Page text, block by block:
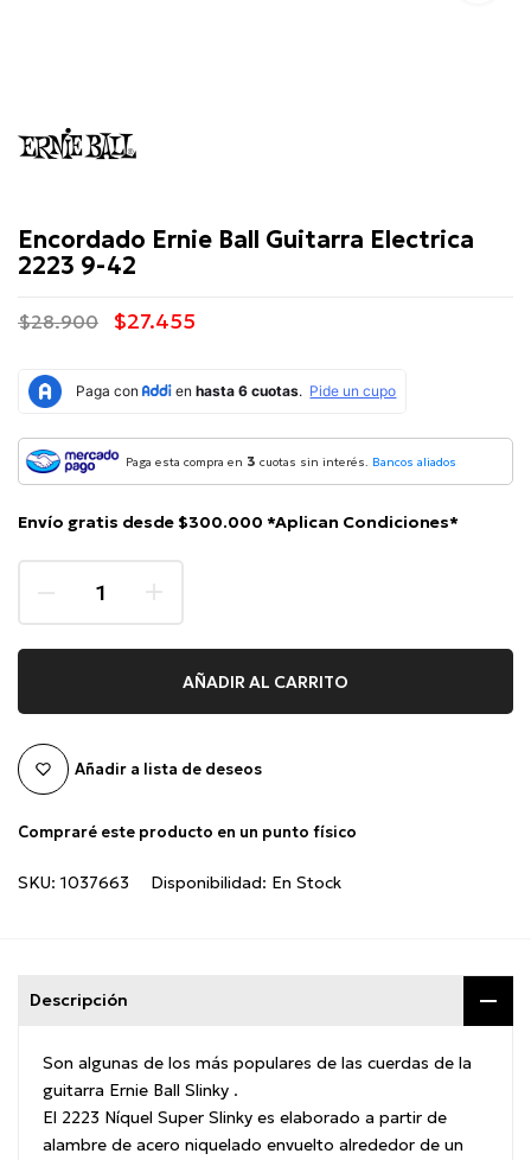
Encordado Ernie Ball Guitarra Electrica
2223 9-42
$28.900 $27.455
Paga esta compra en 3 cuotas sin interés. Bancos aliados
Envío gratis desde $300.000 *Aplican Condiciones*
AÑADIR AL CARRITO
Añadir a lista de deseos
Compraré este producto en un punto físico
SKU: 1037663 Disponibilidad: En Stock
Descripción
Son algunas de los más populares de las cuerdas de la
guitarra Ernie Ball Slinky .
El 2223 Ní­quel Super Slinky es elaborado a partir de
alambre de acero niquelado envuelto alrededor de un